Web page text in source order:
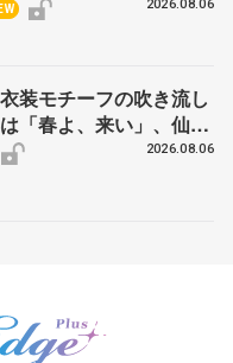
さん、有川梨絵さん、
2026.08.06
装モチーフの吹き流し
「春よ、来い」、仙台
2026.08.06